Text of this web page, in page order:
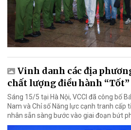
Vinh danh các địa
chất lượng điều hành “Tốt”
Sáng 15/5 tại Hà Nội, VCCI đã công bố
Nam và Chỉ số Năng lực cạnh tranh cấp
nhân sẵn sàng bước vào giai đoạn bứt